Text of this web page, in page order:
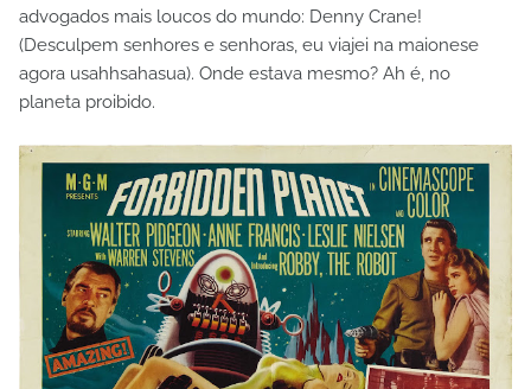
advogados mais loucos do mundo: Denny Crane!
(Desculpem senhores e senhoras, eu viajei na maionese
agora usahhsahasua). Onde estava mesmo? Ah é, no
planeta proibido.